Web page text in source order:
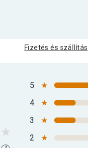
Fizetés és szállítás
5 ★
4
★
3
★
2
★